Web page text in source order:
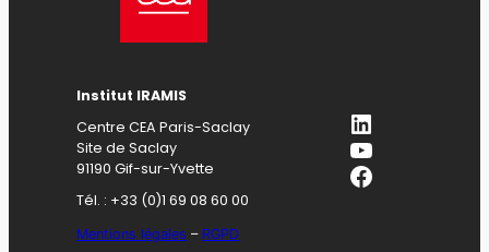
Institut IRAMIS
Centre CEA Paris-Saclay
Site de Saclay
91190 Gif-sur-Yvette
Tél. : +33 (0)1 69 08 60 00
Mentions légales – RGPD
LinkedIn
YouTube
Facebook